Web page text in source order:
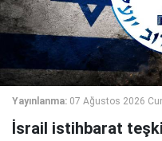
Yayınlanma: 07 Ağustos 2026
İsrail istihbarat